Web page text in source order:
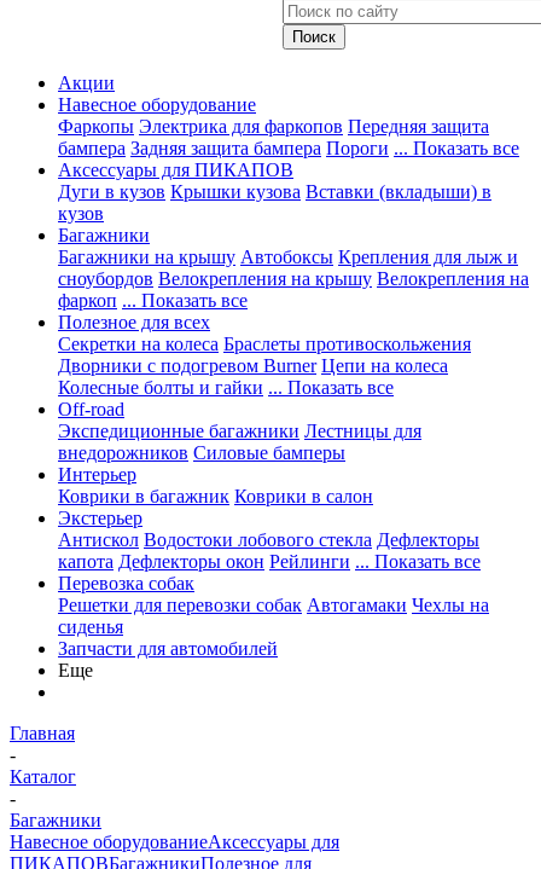
Акции
Навесное оборудование
Фаркопы Электрика для фаркопов Передняя защита
бампера Задняя защита бампера Пороги ... Показать все
Аксессуары для ПИКАПОВ
Дуги в кузов Крышки кузова Вставки (вкладыши) в
кузов
Багажники
Багажники на крышу Автобоксы Крепления для лыж и
сноубордов Велокрепления на крышу Велокрепления на
фаркоп ... Показать все
Полезное для всех
Секретки на колеса Браслеты противоскольжения
Дворники с подогревом Burner Цепи на колеса
Колесные болты и гайки ... Показать все
Off-road
Экспедиционные багажники Лестницы для
внедорожников Силовые бамперы
Интерьер
Коврики в багажник Коврики в салон
Экстерьер
Антискол Водостоки лобового стекла Дефлекторы
капота Дефлекторы окон Рейлинги ... Показать все
Перевозка собак
Решетки для перевозки собак Автогамаки Чехлы на
сиденья
Запчасти для автомобилей
Еще
Главная
-
Каталог
-
Багажники
Навесное оборудованиеАксессуары для
ПИКАПОВБагажникиПолезное для